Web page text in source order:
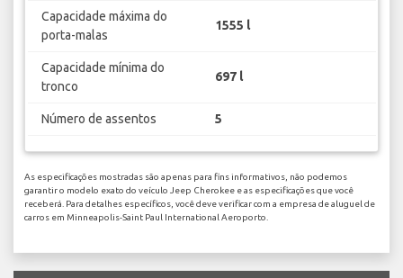
Capacidade máxima do
porta-malas
1555 l
Capacidade mínima do
tronco
697 l
Número de assentos 5
As especificações mostradas são apenas para fins informativos, não podemos
garantir o modelo exato do veículo Jeep Cherokee e as especificações que você
receberá. Para detalhes específicos, você deve verificar com a empresa de aluguel de
carros em Minneapolis-Saint Paul International Aeroporto.